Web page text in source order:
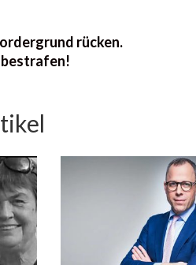
rücken.